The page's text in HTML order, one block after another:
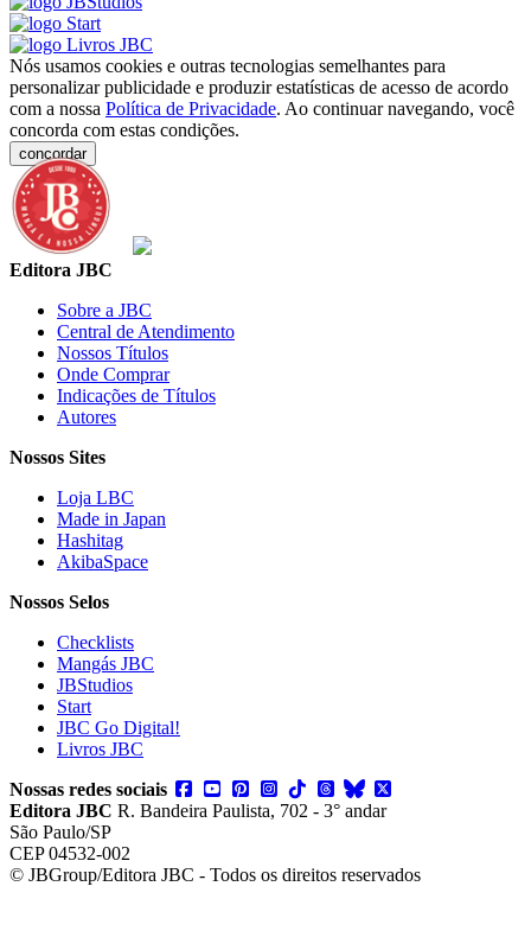
Nós usamos cookies e outras tecnologias semelhantes para
personalizar publicidade e produzir estatísticas de acesso de acordo
com a nossa Política de Privacidade. Ao continuar navegando, você
concorda com estas condições.
concordar
Editora JBC
Sobre a JBC
Central de Atendimento
Nossos Títulos
Onde Comprar
Indicações de Títulos
Autores
Nossos Sites
Loja LBC
Made in Japan
Hashitag
AkibaSpace
Nossos Selos
Checklists
Mangás JBC
JBStudios
Start
JBC Go Digital!
Livros JBC
Nossas redes sociais
Editora JBC R. Bandeira Paulista, 702 - 3° andar
São Paulo/SP
CEP 04532-002
© JBGroup/Editora JBC - Todos os direitos reservados